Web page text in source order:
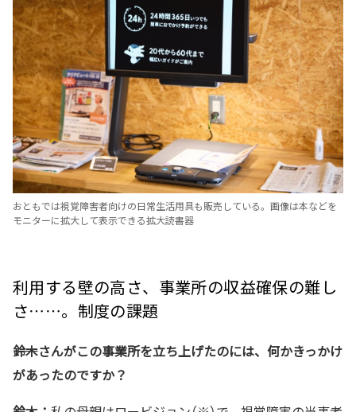
おともでは視覚障害者向けの日常生活用具も販売している。画像は本などを
モニターに拡大して表示できる拡大読書器
利用する壁の高さ、事業所の収益確保の難し
さ……。制度の課題
――鈴木さんがこの事業所を立ち上げたのには、何かきっかけ
があったのですか？